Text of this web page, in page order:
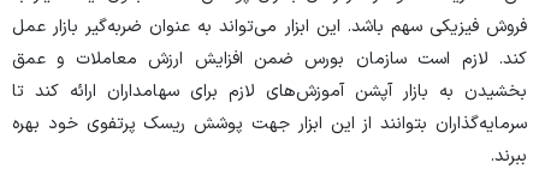
فروش فیزیکی سهم باشد. این ابزار می‌تواند به عنوان ضربه‌گیر بازار عمل
کند. لازم است سازمان بورس ضمن افزایش ارزش معاملات و عمق
بخشیدن به بازار آپشن آموزش‌های لازم برای سهامداران ارائه کند تا
سرمایه‌گذاران بتوانند از این ابزار جهت پوشش ریسک پرتفوی خود بهره
ببرند.